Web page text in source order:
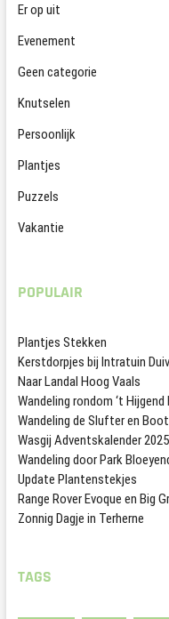
Er op uit
Evenement
Geen categorie
Knutselen
Persoonlijk
Plantjes
Puzzels
Vakantie
POPULAIR
Plantjes Stekken
Kerstdorpjes bij Intratuin
Naar Landal Hoog Vaals
Wandeling rondom ‘t Hijgend
Wandeling de Slufter en
Wasgij Adventskalender 2025
Wandeling door Park
Update Plantenstekjes
Range Rover Evoque en Big
Zonnig Dagje in Terherne
TAGS